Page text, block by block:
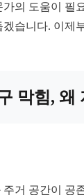
의 도움이 필
습니다. 이제
막힘, 왜
거 공간이 공